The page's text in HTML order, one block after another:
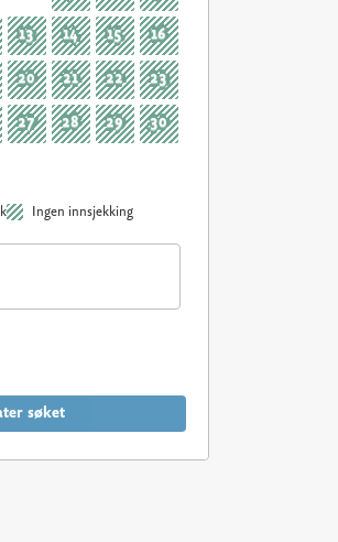
13 14 15 16
20 21 22 23
27 28 29 30
Ingen innsjekking
søket